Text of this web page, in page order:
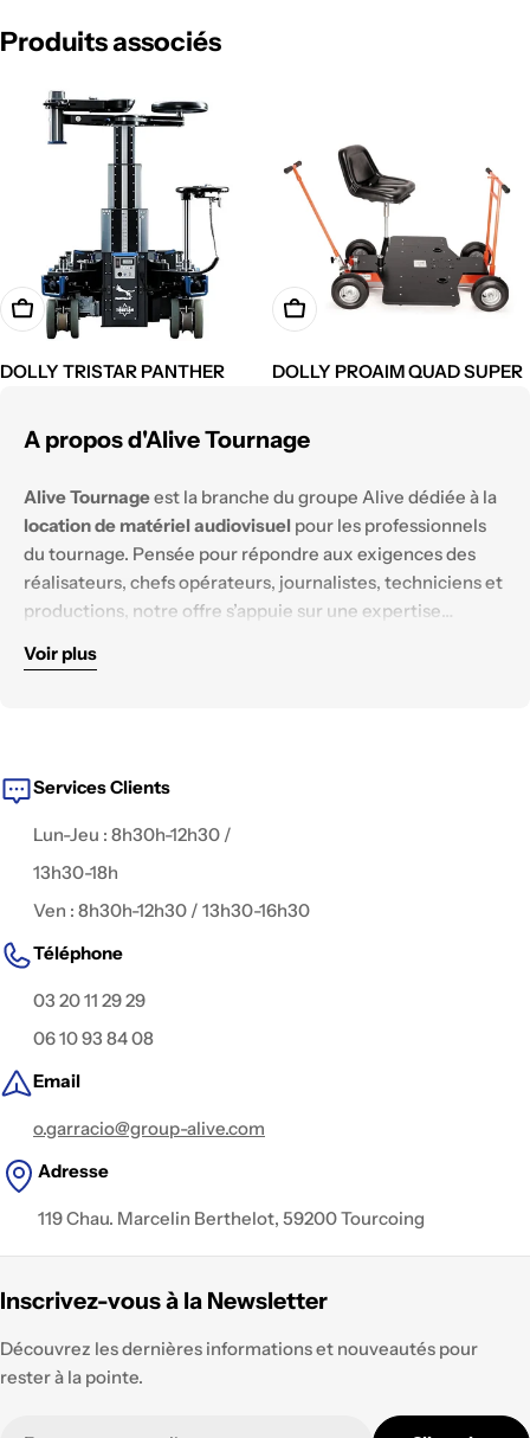
Produits associés
Ajouter à votre demande de devis
DOLLY TRISTAR PANTHER
Ajouter à votre demande de
DOLLY PROAIM QUAD SUPER
A propos d'Alive Tournage
Alive Tournageest la branche du groupe Alive dédiée à la
location de matériel audiovisuel pour les professionnels
du tournage. Pensée pour répondre aux exigences des
réalisateurs, chefs opérateurs, journalistes, techniciens et
productions, notre offre s’appuie sur une expertise
renouvelé.
Nous mettons à disposition des équipements
digital.
Voir plus
Services Clients
Lun-Jeu : 8h30h-12h30 /
13h30-18h
Ven : 8h30h-12h30 / 13h30-16h30
Téléphone
03 20 11 29 29
06 10 93 84 08
Email
o.garracio@group-alive.com
Adresse
119 Chau. Marcelin Berthelot, 59200 Tourcoing
Inscrivez-vous à la Newsletter
Découvrez les dernières informations et nouveautés pour
rester à la pointe.